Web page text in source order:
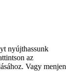
nyújthassunk
az
Vagy menjen